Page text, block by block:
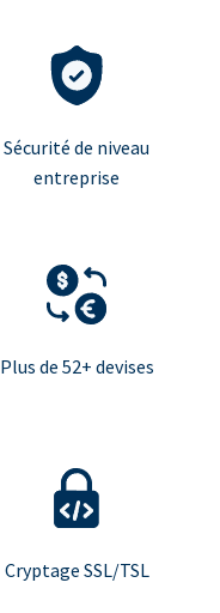
Sécurité de niveau
entreprise
Plus de 52+ devises
Cryptage SSL/TSL